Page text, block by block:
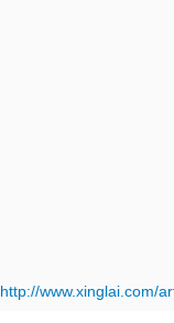
http://www.xinglai.com/